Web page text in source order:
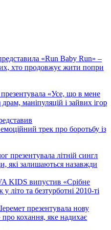
«Run Baby Run» –
хто продовжує жити попри
«Усе, що в мене
маніпуляцій і зайвих ігор
трек про боротьбу із
презентувала літній сингл
які залишаються назавжди
KIDS випустив «Срібне
літо та безтурботні 2010-ті
презентувала нову
кохання, яке надихає